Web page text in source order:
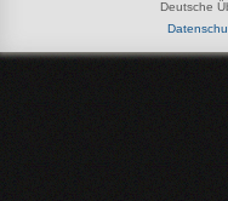
Deutsche